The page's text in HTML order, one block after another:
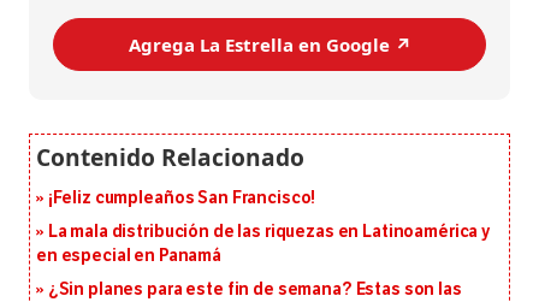
Agrega La Estrella en Google ↗️
¡Feliz cumpleaños San Francisco!
La mala distribución de las riquezas en Latinoamérica y
en especial en Panamá
¿Sin planes para este fin de semana? Estas son las